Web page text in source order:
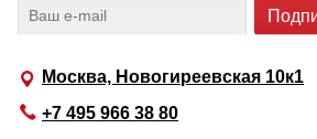
Москва, Новогиреевская 10к1
+7 495 966 38 80